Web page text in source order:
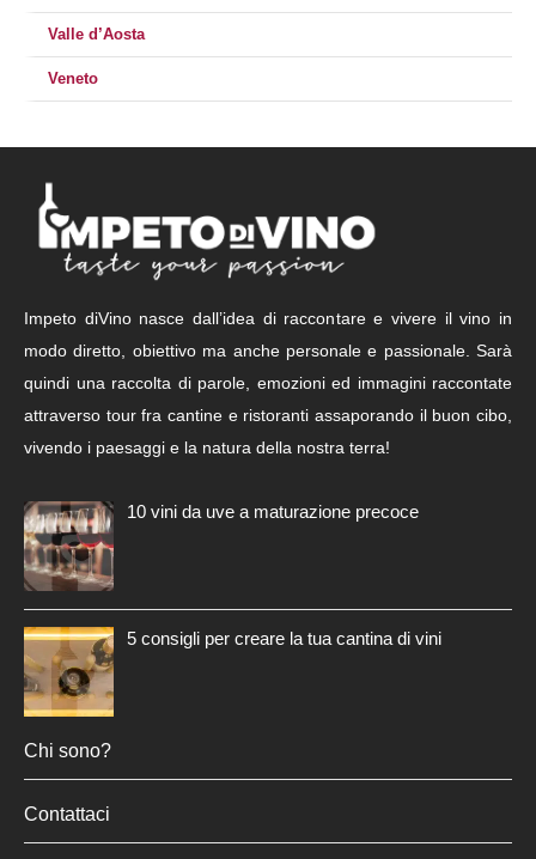
Valle d’Aosta
Veneto
Impeto diVino nasce dall’idea di raccontare e vivere il vino in
modo diretto, obiettivo ma anche personale e passionale. Sarà
quindi una raccolta di parole, emozioni ed immagini raccontate
attraverso tour fra cantine e ristoranti assaporando il buon cibo,
vivendo i paesaggi e la natura della nostra terra!
10 vini da uve a maturazione precoce
5 consigli per creare la tua cantina di vini
Chi sono?
Contattaci